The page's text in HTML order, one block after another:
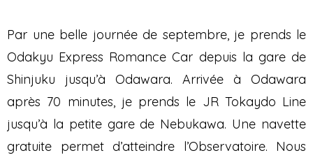
Par une belle journée de septembre, je prends le
Odakyu Express Romance Car depuis la gare de
Shinjuku jusqu’à Odawara. Arrivée à Odawara
après 70 minutes, je prends le JR Tokaydo Line
jusqu’à la petite gare de Nebukawa. Une navette
gratuite permet d’atteindre l’Observatoire. Nous